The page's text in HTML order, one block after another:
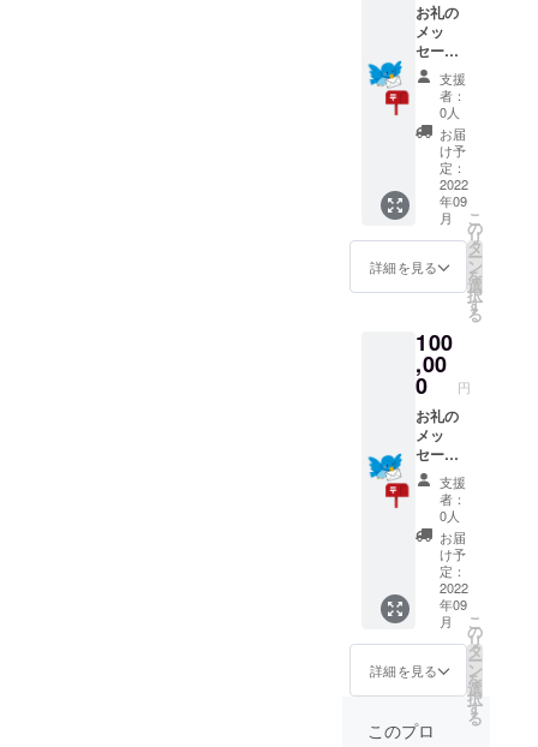
お礼の
メッ
セージ
とお店
で使用
できる
5000円
OFFチ
ケット
を送ら
せてい
ただき
ます。
有効期
限
2022年
日〜12
月31日
支援
者：
0人
お届
け予
定：
2022
年09
月
詳細を見る
こ
の
リ
タ
ー
ン
を
選
択
す
る
100
,00
0 円
お礼の
メッ
セージ
とお店
で使用
できる
10000
円OFF
チケッ
トを送
らせて
いただ
きま
す。 有
効期
限
2022年
9月1
支援
者：
0人
お届
け予
定：
2022
年09
月
詳細を見る
こ
の
リ
タ
ー
ン
を
選
択
す
る
このプロ